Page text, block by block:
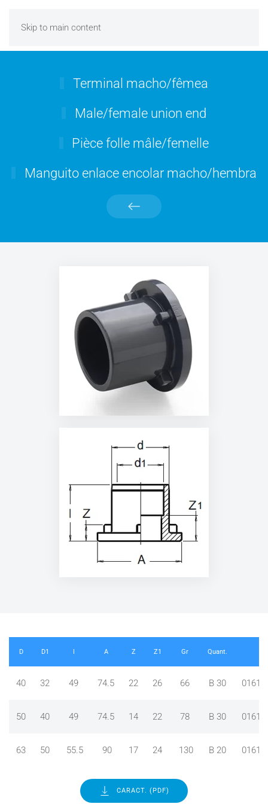
Skip to main content
Terminal macho/fêmea
Male/female union end
Pièce folle mâle/femelle
Manguito enlace encolar macho/hembra
D D1 I A Z Z1 Gr Quant.
40 32 49 74.5 22 26 66 B 30
50 40 49 74.5 14 22 78 B 30
63 50 55.5 90 17 24 130 B 20
CARACT. (PDF)